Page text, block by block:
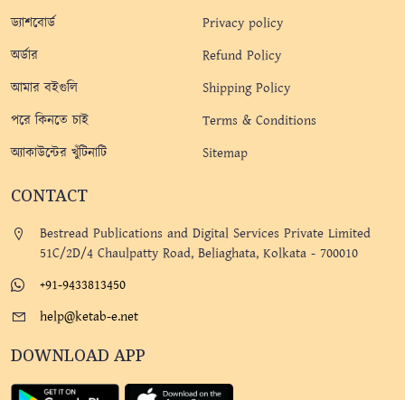
ড্যাশবোর্ড
অর্ডার
আমার বইগুলি
পরে কিনতে চাই
অ্যাকাউন্টের খুঁটিনাটি
Privacy policy
Refund Policy
Shipping Policy
Terms & Conditions
Sitemap
CONTACT
Bestread Publications and Digital Services Private Limited
51C/2D/4 Chaulpatty Road, Beliaghata, Kolkata - 700010
+91-9433813450
help@ketab-e.net
DOWNLOAD APP